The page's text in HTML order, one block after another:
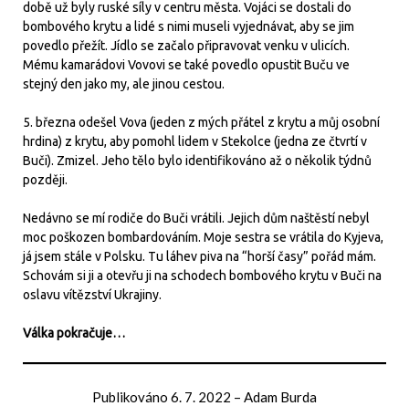
době už byly ruské síly v centru města. Vojáci se dostali do
bombového krytu a lidé s nimi museli vyjednávat, aby se jim
povedlo přežít. Jídlo se začalo připravovat venku v ulicích.
Mému kamarádovi Vovovi se také povedlo opustit Buču ve
stejný den jako my, ale jinou cestou.
5. března odešel Vova (jeden z mých přátel z krytu a můj osobní
hrdina) z krytu, aby pomohl lidem v Stekolce (jedna ze čtvrtí v
Buči). Zmizel. Jeho tělo bylo identifikováno až o několik týdnů
později.
Nedávno se mí rodiče do Buči vrátili. Jejich dům naštěstí nebyl
moc poškozen bombardováním. Moje sestra se vrátila do Kyjeva,
já jsem stále v Polsku. Tu láhev piva na “horší časy” pořád mám.
Schovám si ji a otevřu ji na schodech bombového krytu v Buči na
oslavu vítězství Ukrajiny.
Válka pokračuje…
Publikováno 6. 7. 2022 – Adam Burda